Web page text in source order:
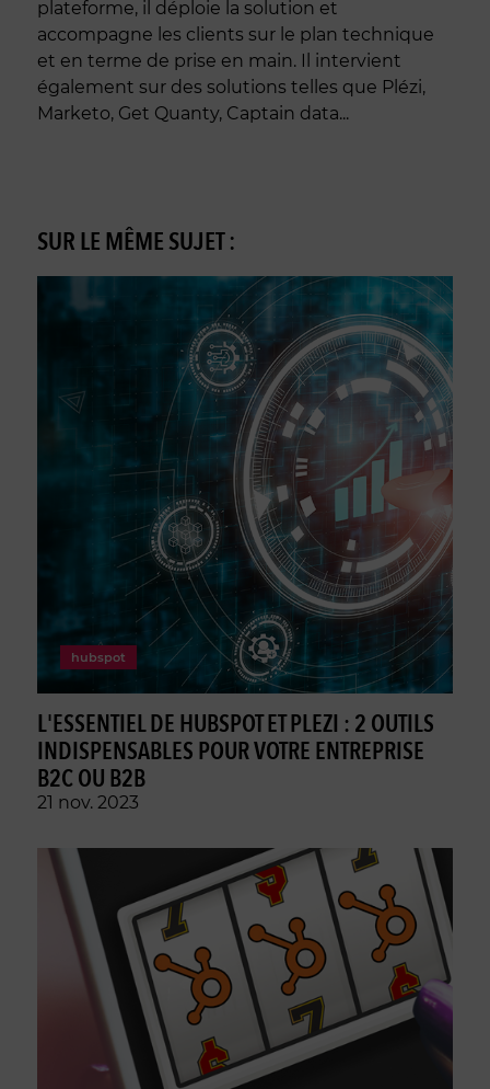
plateforme, il déploie la solution et
accompagne les clients sur le plan technique
et en terme de prise en main. Il intervient
également sur des solutions telles que Plézi,
Marketo, Get Quanty, Captain data...
SUR LE MÊME SUJET :
hubspot
L'ESSENTIEL DE HUBSPOT ET PLEZI : 2 OUTILS
INDISPENSABLES POUR VOTRE ENTREPRISE
B2C OU B2B
21 nov. 2023